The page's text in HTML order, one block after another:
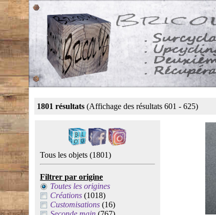
1801 résultats (Affichage des résultats 601 - 625)
Tous les objets(1801)
Filtrer par origine
Toutes les origines
Créations (1018)
Customisations (16)